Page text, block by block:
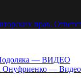
прав.
— ВИДЕО
Онуфриенко — Видео